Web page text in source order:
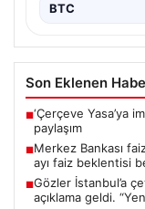
BTC
Son Eklenen
■‘Çerçeve Yasa’ya
paylaşım
■Merkez Bankası
ayı faiz beklentisi
■Gözler İstanbul’a
açıklama geldi.